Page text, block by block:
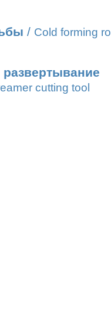
/ Cold forming roll
развертывание
cutting tool